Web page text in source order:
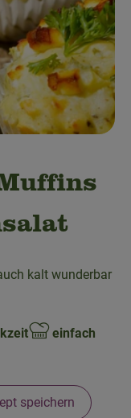
kalt wunderbar
Schwierigkeit:
einfach
speichern